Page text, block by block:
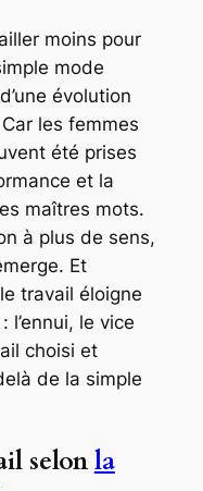
moins pour
mode
évolution
les femmes
été prises
et la
maîtres mots.
à plus de sens,
Et
travail éloigne
l’ennui, le vice
choisi et
de la simple
selonla